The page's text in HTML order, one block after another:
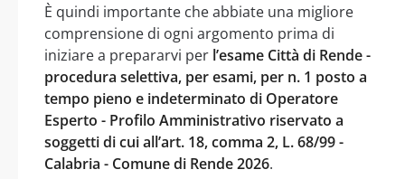
È quindi importante che abbiate una migliore
comprensione di ogni argomento prima di
iniziare a prepararvi per l’esame Città di Rende -
procedura selettiva, per esami, per n. 1 posto a
tempo pieno e indeterminato di Operatore
Esperto - Profilo Amministrativo riservato a
soggetti di cui all’art. 18, comma 2, L. 68/99 -
Calabria - Comune di Rende 2026.